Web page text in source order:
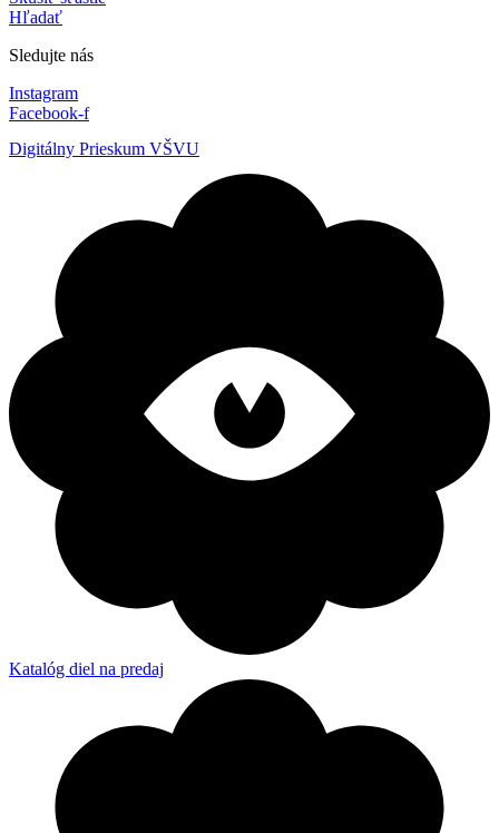
Hľadať
Sledujte nás
Instagram
Facebook-f
Digitálny Prieskum VŠVU
Katalóg diel na predaj